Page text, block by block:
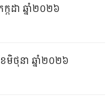
កដា ឆ្នាំ២០២៦
មិថុនា ឆ្នាំ២០២៦